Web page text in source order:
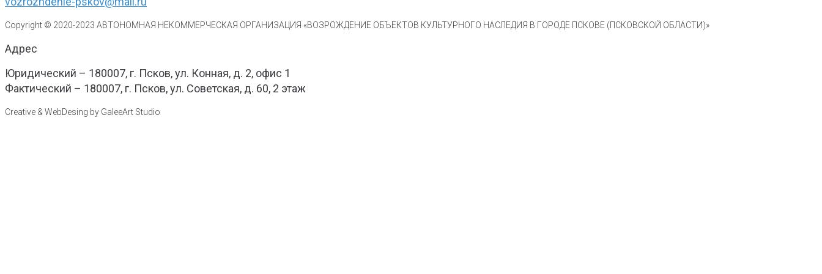
Copyright © 2020-2023 АВТОНОМНАЯ НЕКОММЕРЧЕСКАЯ ОРГАНИЗАЦИЯ «ВОЗРОЖДЕНИЕ ОБЪЕКТОВ КУЛЬТУРНОГО НАСЛЕДИЯ В ГОРОДЕ ПСКОВЕ (ПСКОВСКОЙ ОБЛАСТИ)»
Адрес
Юридический – 180007, г. Псков, ул. Конная, д. 2, офис 1
Фактический – 180007, г. Псков, ул. Советская, д. 60, 2 этаж
Creative & WebDesing by GaleeArt Studio